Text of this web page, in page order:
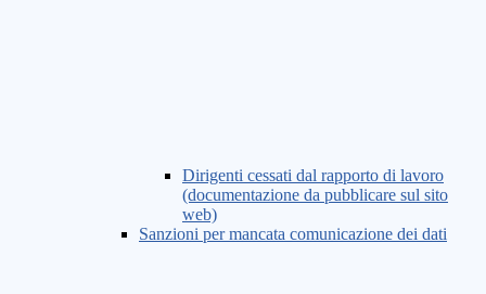
Dirigenti cessati dal rapporto di lavoro
(documentazione da pubblicare sul sito
web)
Sanzioni per mancata comunicazione dei dati